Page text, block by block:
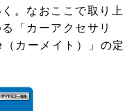
。なおここで取り上
「カーアクセサリ
カーメイト）」の定